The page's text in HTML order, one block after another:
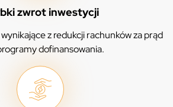
zwrot inwestycji
z redukcji rachunków za prąd
dofinansowania.